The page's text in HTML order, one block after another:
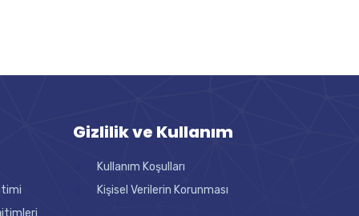
Gizlilik ve Kullanım
Kullanım Koşulları
Kişisel Verilerin Korunması